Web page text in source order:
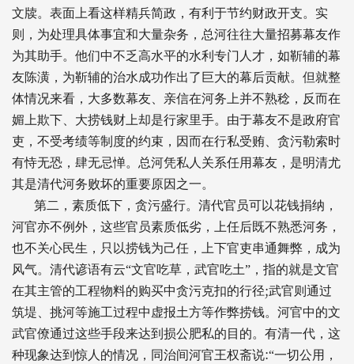
文牍。表面上看这样精兵简政，有利于节约财政开支。实
则，为处理具体事宜和大量杂务，总河往往大量招募幕友作
为其助手。他们中不乏高水平的水利专门人才，如靳辅的幕
友陈潢，为靳辅的治水成功作出了巨大的幕后贡献。但就整
体情况来看，大多数幕友、亲信在河务上并不熟稔，反而在
媚上欺下、大捞钱财上却是行家里手。由于幕友不是政府官
吏，不受考绩等制度的约束，因而在行私受贿、贪污勒索时
有恃无恐，肆无忌惮。总河凭私人关系任用幕友，是明清尤
其是清代河务败坏的重要原因之一。
第二，素质低下，贪污盛行。清代官员可以花钱捐纳，
河官亦不例外，这些官员素质低劣，上任后既不熟悉河务，
也不关心民生，只以捞钱为己任，上下官吏串通舞弊，成为
风气。清代谚语有云“文官吃草，武官吃土”，指的就是文官
在其主管的工程物料的购买中贪污克扣的行径;武官则通过
筑堤、挑河等施工过程中虚报土方等作弊捞钱。河官中的文
武官僚通过这些手段来达到损公肥私的目的。有清一代，这
种现象达到惊人的情况，同治间河官王权斋说:“一切公用，